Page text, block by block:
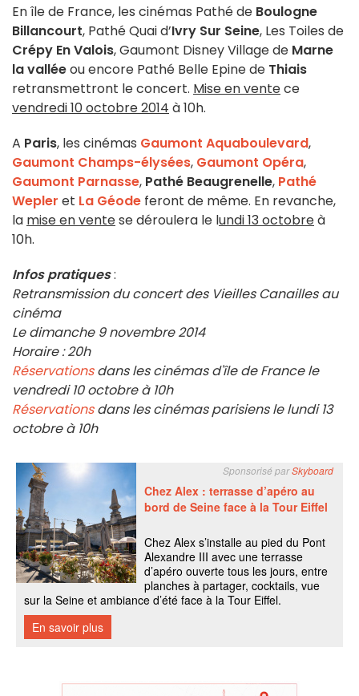
En île de France, les cinémas Pathé de Boulogne
Billancourt, Pathé Quai d’Ivry Sur Seine, Les Toiles de
Crépy En Valois, Gaumont Disney Village de Marne
la valléeou encore Pathé Belle Epine de Thiais
retransmettront le concert. Mise en ventece
vendredi 10 octobre 2014 à 10h.
A Paris, les cinémas Gaumont Aquaboulevard,
Gaumont Champs-élysées, Gaumont Opéra,
Gaumont Parnasse, Pathé Beaugrenelle, Pathé
Wepler et La Géode feront de même. En revanche,
la mise en ventese déroulera le lundi 13 octobreà
10h.
Infos pratiques:
Retransmission du concert des Vieilles Canailles au
cinéma
Le dimanche 9 novembre 2014
Horaire : 20h
Réservationsdans les cinémas d'île de France le
vendredi 10 octobre à 10h
Réservationsdans les cinémas parisiens le lundi 13
octobre à 10h